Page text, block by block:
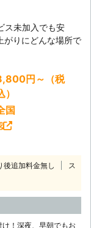
ス未加入でも安
がりにどんな場所で
円～（税
）
国
後追加料金無し
ス
！深夜、早朝でもお